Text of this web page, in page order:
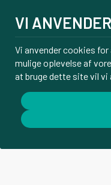
PBS tilmelding
Om os
Kontakt
Handelsbetingelser
Privatlivspolitik
© Danfoods ApS – CVR
VI
Vi anvender cookies
mulige oplevelse af
at bruge dette site vil vi